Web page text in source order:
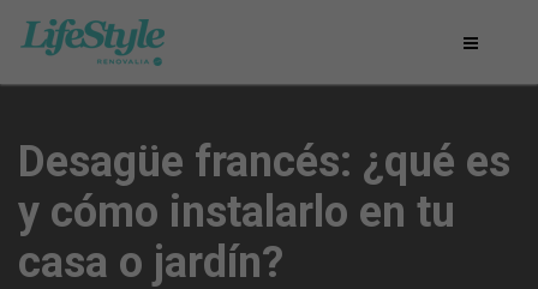
Desagüe francés: ¿qué es
y cómo instalarlo en tu
casa o jardín?